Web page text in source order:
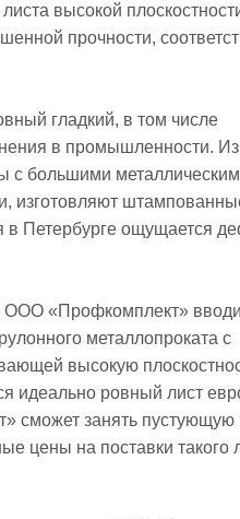
высокой
прочности,
гладкий, в том числе
в промышленности. Из
большими
изготовляют
в Петербурге ощущается
ООО «Профкомплект»
металлопроката с
высокую
идеально ровный лист
сможет занять пустующую
цены на поставки такого